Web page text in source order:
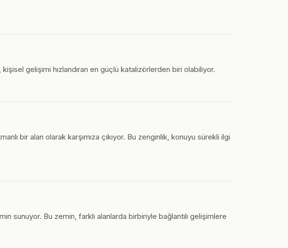
gelişimi hızlandıran en güçlü katalizörlerden biri olabiliyor.
bir alan olarak karşımıza çıkıyor. Bu zenginlik, konuyu sürekli ilgi
sunuyor. Bu zemin, farklı alanlarda birbiriyle bağlantılı gelişimlere